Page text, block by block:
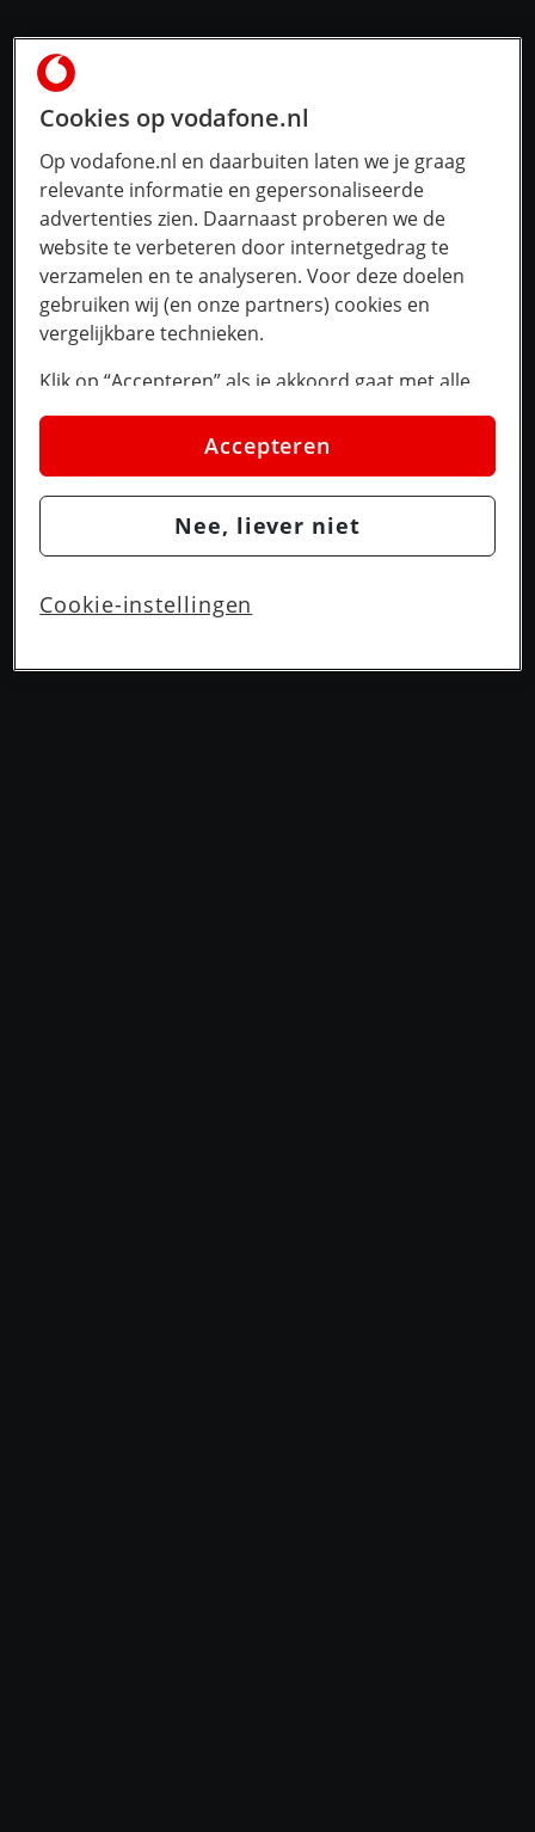
Cookies op vodafone.nl
Op vodafone.nl en daarbuiten laten we je graag
relevante informatie en gepersonaliseerde
advertenties zien. Daarnaast proberen we de
website te verbeteren door internetgedrag te
verzamelen en te analyseren. Voor deze doelen
gebruiken wij (en onze partners) cookies en
vergelijkbare technieken.
Klik op “Accepteren” als je akkoord gaat met alle
cookies. Kies je voor “Nee, liever niet”, dan
plaatsen we alleen strikt noodzakelijke cookies om
de website goed te laten werken. Dat betekent dat
we geen vormen van personalisatie toepassen.
Via cookie instellingen kan je zelf bepalen welke
wijzigen of intrekken op de
Accepteren
Nee, liever niet
Cookie-instellingen